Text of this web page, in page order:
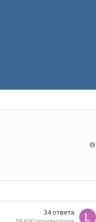
34 ответа